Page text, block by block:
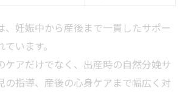
、妊娠中から産後まで一貫したサポー
います。
ケアだけでなく、出産時の自然分娩サ
の指導、産後の心身ケアまで幅広く対